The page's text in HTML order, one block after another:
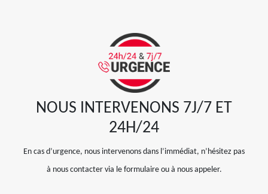
NOUS INTERVENONS 7J/7 ET
24H/24
En cas d’urgence, nous intervenons dans l’immédiat, n’hésitez pas
à nous contacter via le formulaire ou à nous appeler.